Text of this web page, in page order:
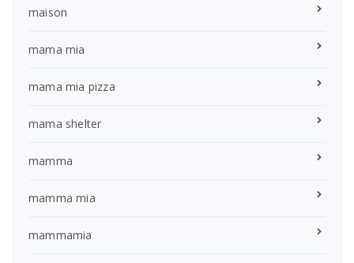
maison
mama mia
mama mia pizza
mama shelter
mamma
mamma mia
mammamia